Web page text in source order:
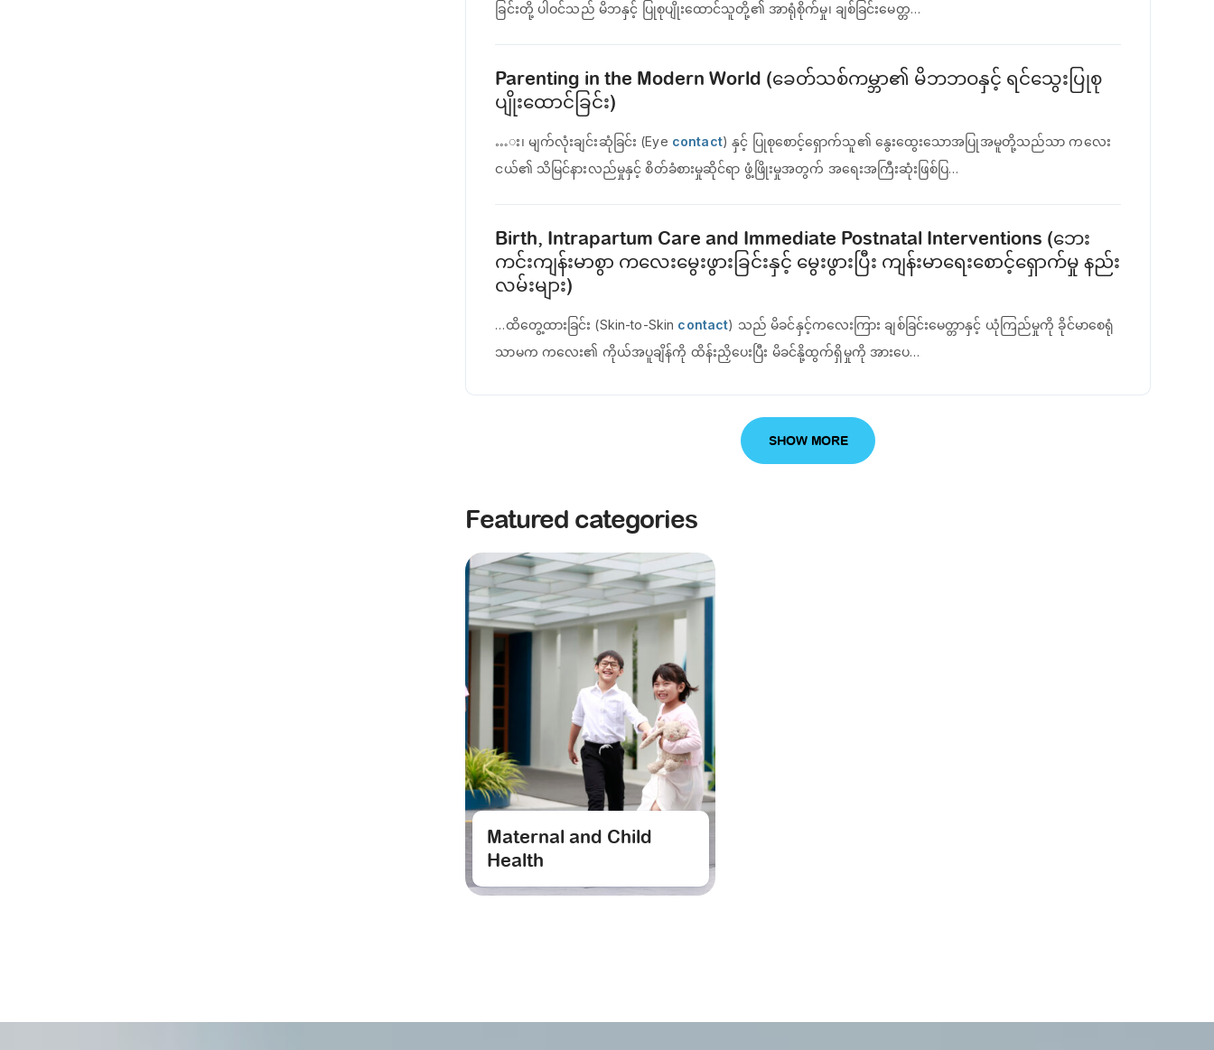
Featured categories
Maternal and Child
Health
ခြင်းတို့ ပါဝင်သည် မိဘနှင့် ပြုစုပျိုးထောင်သူတို့၏ အာရုံစိုက်မှု၊ ချစ်ခြင်းမေတ္တ…
Parenting in the Modern World (ခေတ်သစ်ကမ္ဘာ၏ မိဘဘဝနှင့် ရင်သွေးပြုစု
ပျိုးထောင်ခြင်း)
…း၊ မျက်လုံးချင်းဆုံခြင်း (Eye contact) နှင့် ပြုစုစောင့်ရှောက်သူ၏ နွေးထွေးသောအပြုအမူတို့သည်သာ ကလေး
ငယ်၏ သိမြင်နားလည်မှုနှင့် စိတ်ခံစားမှုဆိုင်ရာ ဖွံ့ဖြိုးမှုအတွက် အရေးအကြီးဆုံးဖြစ်ပြ…
Birth, Intrapartum Care and Immediate Postnatal Interventions (ဘေး
ကင်းကျန်းမာစွာ ကလေးမွေးဖွားခြင်းနှင့် မွေးဖွားပြီး ကျန်းမာ‌ရေးစောင့်ရှောက်မှု နည်း
လမ်းများ)
…ထိတွေ့ထားခြင်း (Skin-to-Skin contact) သည် မိခင်နှင့်ကလေးကြား ချစ်ခြင်းမေတ္တာနှင့် ယုံကြည်မှုကို ခိုင်မာစေရုံ
သာမက ကလေး၏ ကိုယ်အပူချိန်ကို ထိန်းညှိပေးပြီး မိခင်နို့ထွက်ရှိမှုကို အားပေ…
SHOW MORE